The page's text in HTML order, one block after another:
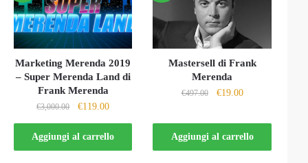
Marketing Merenda 2019
– Super Merenda Land di
Frank Merenda
€3,000.00
Il
originale
era:
€119.00Il
attuale
è:
Aggiungi al carrello
Mastersell di Frank
Merenda
€497.00
Il
originale
era:
€497.00.
€19.00Il
attuale
è:
€19.00.
Aggiungi al carrello